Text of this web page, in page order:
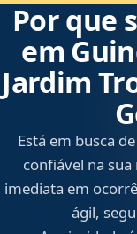
Por que
em
Jardim
Está em busca
confiável na
imediata em
ágil,